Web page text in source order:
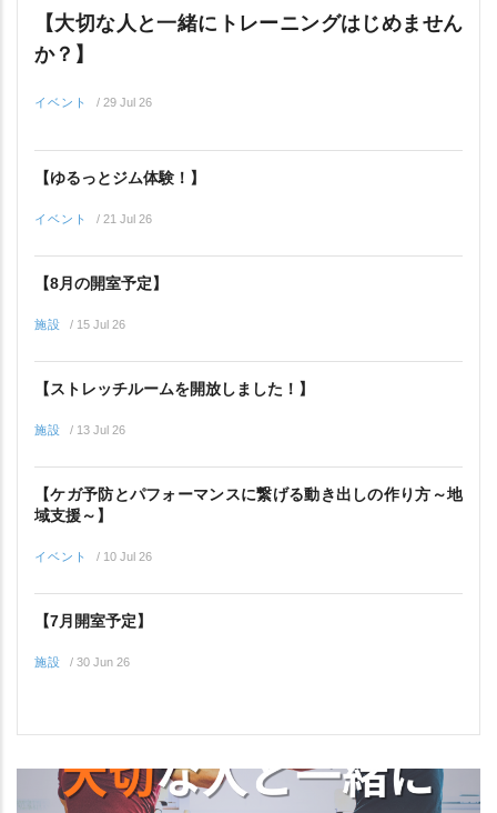
【大切な人と一緒にトレーニングはじめません
か？】
イベント / 29 Jul 26
【ゆるっとジム体験！】
イベント / 21 Jul 26
【8月の開室予定】
施設 / 15 Jul 26
【ストレッチルームを開放しました！】
施設 / 13 Jul 26
【ケガ予防とパフォーマンスに繋げる動き出しの作り方～地
域支援～】
イベント / 10 Jul 26
【7月開室予定】
施設 / 30 Jun 26